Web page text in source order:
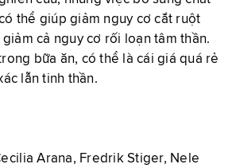
thể giúp giảm nguy cơ cắt ruột
cả nguy cơ rối loạn tâm thần.
bữa ăn, có thể là cái giá quá rẻ
lẫn tinh thần.
Arana, Fredrik Stiger, Nele